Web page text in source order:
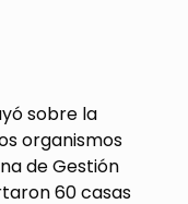
sobre la
organismos
de Gestión
60 casas